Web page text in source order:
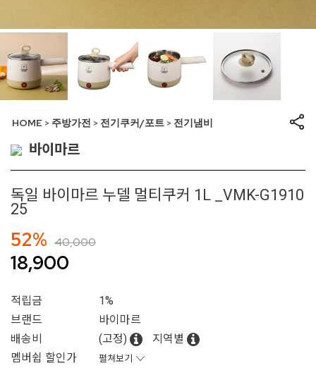
HOME > 주방가전 > 전기쿠커/포트 > 전기냄비
바이마르
독일 바이마르 누델 멀티쿠커 1L _VMK-G1910
25
52% 40,000
18,900
적립금
1%
브랜드
바이마르
배송비
(고정)
지역별
멤버쉽 할인가
펼쳐보기